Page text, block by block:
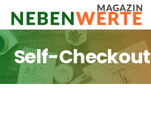
Self-Checkout